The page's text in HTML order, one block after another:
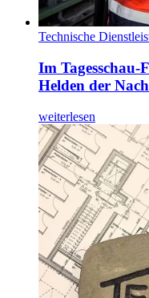
Technische
Im
Helden der
weiterlesen